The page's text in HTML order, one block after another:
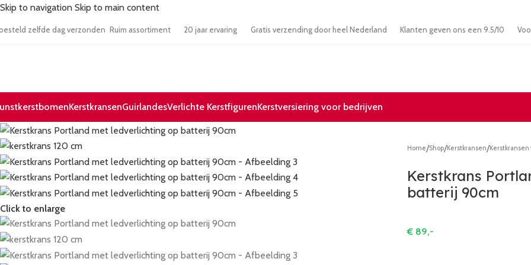
Skip to navigation Skip to main content
17:00 besteld zelfde dag verzonden Ruim assortiment 20 jaar ervaring Gratis verzending door heel Nederland Klanten geven ons een 9.5/10
KerstkransenGuirlandesVerlichte KerstfigurenKerstversiering voor bedrijven
Click to enlarge
Home/Shop/Kerstkransen/Kerstkransen
Kerstkrans
batterij 90cm
€ 89,-